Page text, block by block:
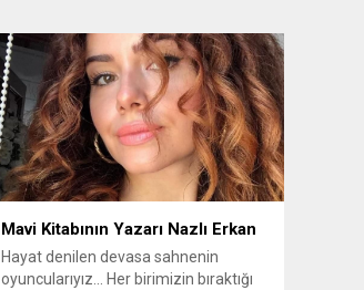
Mavi Kitabının Yazarı Nazlı Erkan
Hayat denilen devasa sahnenin
oyuncularıyız... Her birimizin bıraktığı